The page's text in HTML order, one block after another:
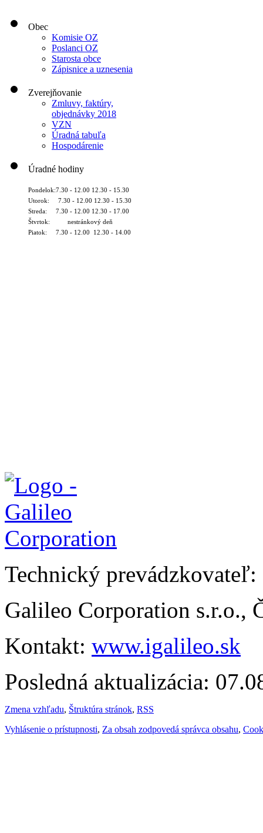
Obec
Komisie OZ
Poslanci OZ
Starosta obce
Zápisnice a uznesenia
Zverejňovanie
Zmluvy, faktúry,
objednávky 2018
VZN
Úradná tabuľa
Hospodárenie
Úradné hodiny
Pondelok:7.30 - 12.00 12.30 - 15.30
Utorok: 7.30 - 12.00 12.30 - 15.30
Streda: 7.30 - 12.00 12.30 - 17.00
Štvrtok: nestránkový deň
Piatok: 7.30 - 12.00 12.30 - 14.00
Technický prevádzkovateľ:
Galileo Corporation s.r.o.,
Kontakt: www.igalileo.sk
Posledná aktualizácia:
Zmena vzhľadu, Štruktúra stránok, RSS
Vyhlásenie o prístupnosti, Za obsah zodpovedá správca obsahu,